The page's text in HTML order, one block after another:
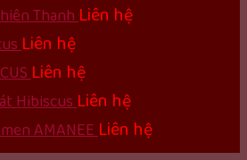
Thanh Liên hệ
Liên hệ
Liên hệ
Hibiscus Liên hệ
AMANEE Liên hệ